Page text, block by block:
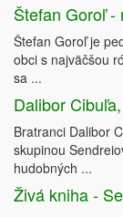
Štefan Goroľ -
Štefan Goroľ je
obci s najväčšou
sa ...
Dalibor
Bratranci Dalibor
skupinou
hudobných ...
Živá kniha -